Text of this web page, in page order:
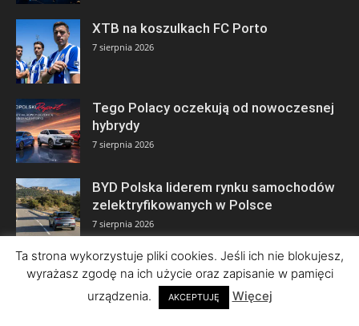
XTB na koszulkach FC Porto
7 sierpnia 2026
Tego Polacy oczekują od nowoczesnej
hybrydy
7 sierpnia 2026
BYD Polska liderem rynku samochodów
zelektryfikowanych w Polsce
7 sierpnia 2026
© Copyright 2026 by ISBnews Informacyjny Serwis Biznesowy • Wszelkie
Ta strona wykorzystuje pliki cookies. Jeśli ich nie blokujesz,
wyrażasz zgodę na ich użycie oraz zapisanie w pamięci
urządzenia.
AKCEPTUJĘ Więcej